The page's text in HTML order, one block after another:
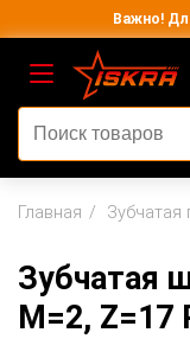
Важно!
Главная Зубчатая
Зубчатая
M=2, Z=17